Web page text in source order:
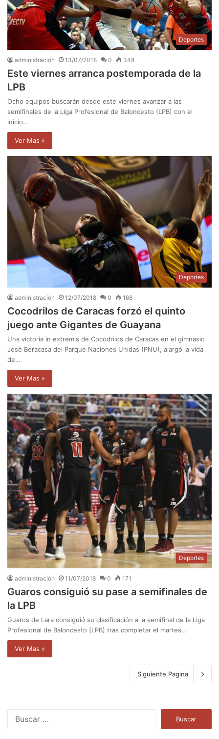
Deportes
administración 13/07/2018 0 348
Este viernes arranca postemporada de la
LPB
Ocho equipos buscarán desde este viernes avanzar a las
semifinales de la Liga Profesional de Baloncesto (LPB) con el
inicio…
Ver Mas »
Deportes
administración 12/07/2018 0 168
Cocodrilos de Caracas forzó el quinto
juego ante Gigantes de Guayana
Una victoria in extremis de Cocodrilos de Caracas en el gimnasio
José Beracasa del Parque Naciones Unidas (PNU), alargó la vida
de…
Ver Mas »
Deportes
administración 11/07/2018 0 171
Guaros consiguió su pase a semifinales de
la LPB
Guaros de Lara consiguió su clasificación a la semifinal de la Liga
Profesional de Baloncesto (LPB) tras completar el martes…
Ver Mas »
Siguiente Pagina